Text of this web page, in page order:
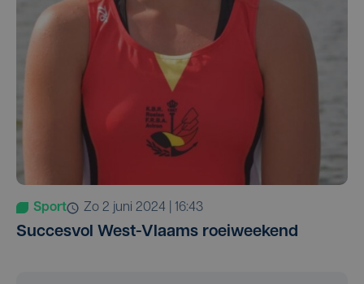
Sport zo 2 juni 2024 | 16:43
Succesvol West-Vlaams roeiweekend